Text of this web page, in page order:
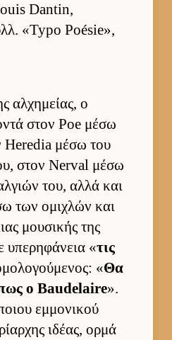
Dantin,
«Typo Poésie»,
αλ­χημεί­ας, ο
στον Poe μέσω
Heredia μέσω του
στον Nerval μέσω
του, αλλά και
των ομιχλών και
μου­σικής της
υπερηφάνεια «τις
«Θα
ο Baudelaire».
εμ­μονικού
ιδέας, ορμά